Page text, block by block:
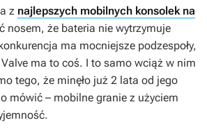
z najlepszych mobilnych konsolek na
nosem, że bateria nie wytrzymuje
ma mocniejsze podzespoły,
ma to coś. I to samo wciąż w nim
tego, że minęło już 2 lata od jego
mówić – mobilne granie z użyciem